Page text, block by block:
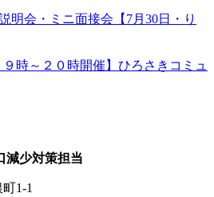
明会・ミニ面接会【7月30日・り
９時～２０時開催】ひろさきコミュ
減少対策担当
1-1